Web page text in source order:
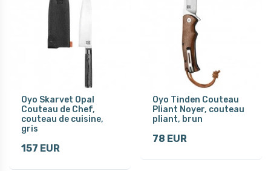
Oyo Skarvet Opal
Couteau de Chef,
couteau de cuisine,
gris
157 EUR
Oyo Tinden Couteau
Pliant Noyer, couteau
pliant, brun
78 EUR